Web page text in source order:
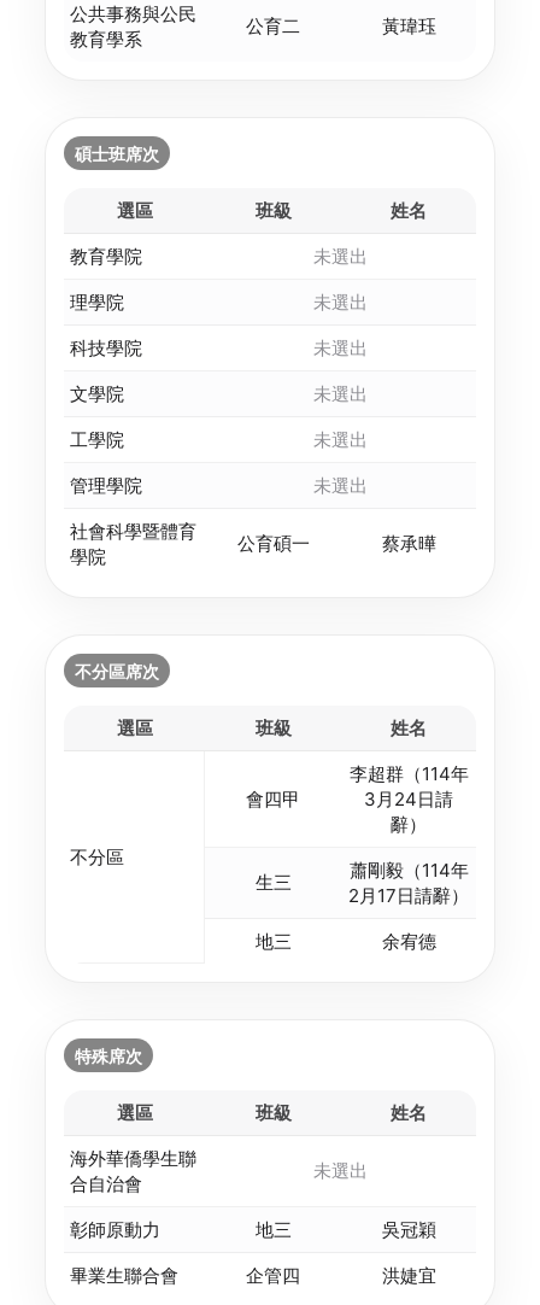
公共事務與公民
教育學系
公育二 黃瑋珏
碩士班席次
選區 班級
姓名
教育學院
未選出
理學院
未選出
科技學院
未選出
文學院
未選出
工學院
未選出
管理學院
未選出
社會科學暨體育
學院
公育碩一 蔡承曄
不分區席次
選區 班級 姓名
不分區
會四甲
李超群（114年
3月24日請
辭）
生三
蕭剛毅（114年
2月17日請辭）
地三
余宥德
特殊席次
選區 班級
姓名
海外華僑學生聯
合自治會
未選出
彰師原動力 地三
吳冠穎
畢業生聯合會
企管四 洪婕宜